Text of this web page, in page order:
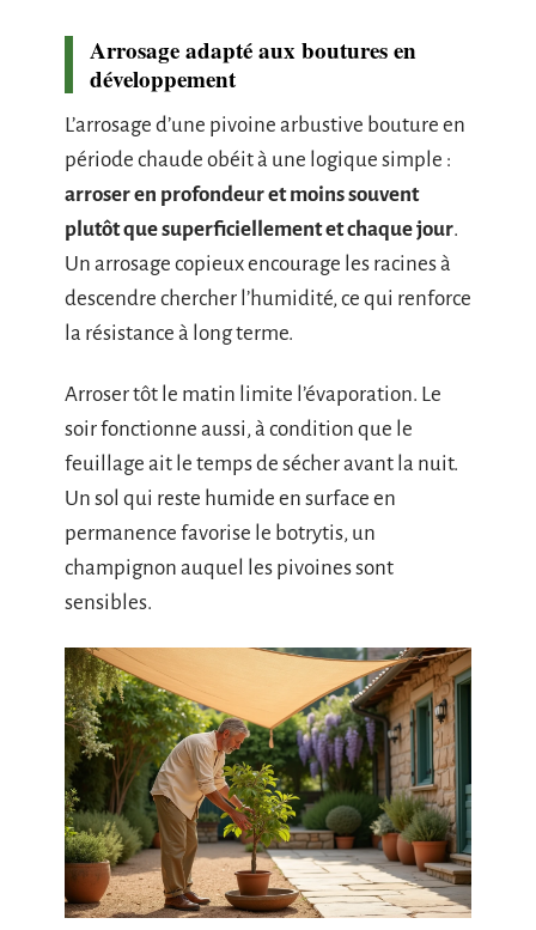
Arrosage adapté aux boutures en
développement
L’arrosage d’une pivoine arbustive bouture en
période chaude obéit à une logique simple :
arroser en profondeur et moins souvent
plutôt que superficiellement et chaque jour.
Un arrosage copieux encourage les racines à
descendre chercher l’humidité, ce qui renforce
la résistance à long terme.
Arroser tôt le matin limite l’évaporation. Le
soir fonctionne aussi, à condition que le
feuillage ait le temps de sécher avant la nuit.
Un sol qui reste humide en surface en
permanence favorise le botrytis, un
champignon auquel les pivoines sont
sensibles.